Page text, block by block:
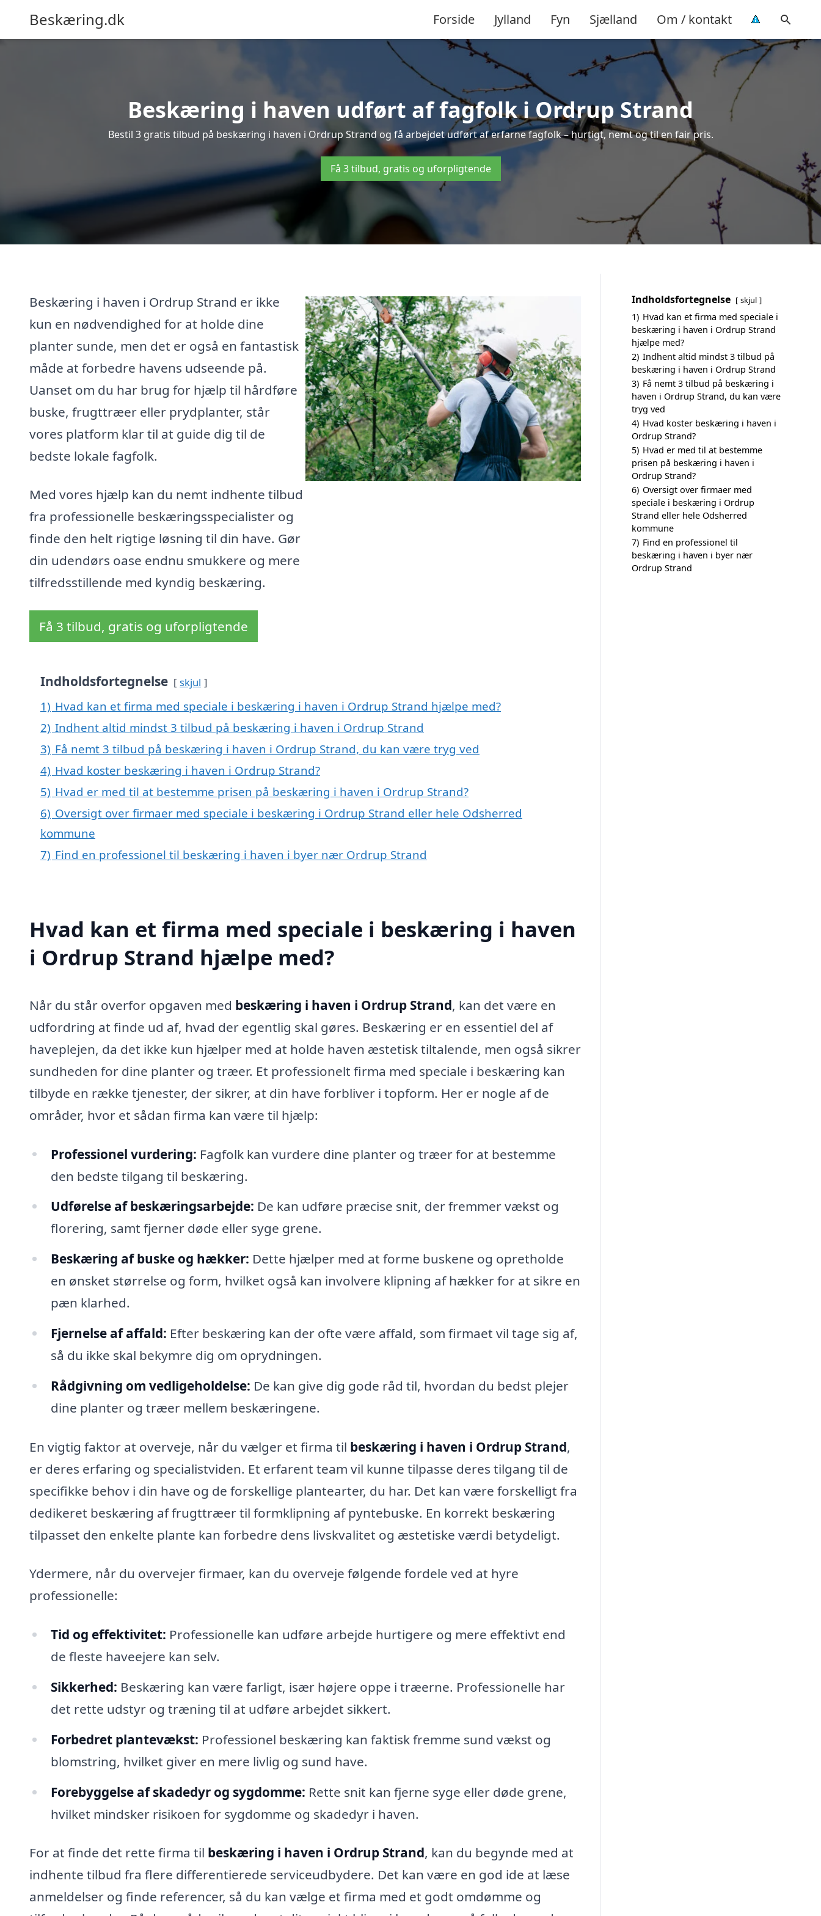
Beskæring.dk Forside Jylland Fyn Sjælland Om / kontakt
Beskæring i haven udført af fagfolk i Ordrup Strand
Bestil 3 gratis tilbud på beskæring i haven i Ordrup Strand og få arbejdet udført af erfarne fagfolk – hurtigt, nemt og til en fair pris.
Få 3 tilbud, gratis og uforpligtende
Beskæring i haven i Ordrup Strand er ikke
kun en nødvendighed for at holde dine
planter sunde, men det er også en fantastisk
måde at forbedre havens udseende på.
Uanset om du har brug for hjælp til hårdføre
buske, frugttræer eller prydplanter, står
vores platform klar til at guide dig til de
bedste lokale fagfolk.
Med vores hjælp kan du nemt indhente tilbud
fra professionelle beskæringsspecialister og
finde den helt rigtige løsning til din have. Gør
din udendørs oase endnu smukkere og mere
tilfredsstillende med kyndig beskæring.
Få 3 tilbud, gratis og uforpligtende
Indholdsfortegnelse skjul
1) Hvad kan et firma med speciale i beskæring i haven i Ordrup Strand hjælpe med?
2) Indhent altid mindst 3 tilbud på beskæring i haven i Ordrup Strand
3) Få nemt 3 tilbud på beskæring i haven i Ordrup Strand, du kan være tryg ved
4) Hvad koster beskæring i haven i Ordrup Strand?
5) Hvad er med til at bestemme prisen på beskæring i haven i Ordrup Strand?
6) Oversigt over firmaer med speciale i beskæring i Ordrup Strand eller hele Odsherred
kommune
7) Find en professionel til beskæring i haven i byer nær Ordrup Strand
Hvad kan et firma med speciale i beskæring i haven
i Ordrup Strand hjælpe med?
Når du står overfor opgaven med beskæring i haven i Ordrup Strand, kan det være en
udfordring at finde ud af, hvad der egentlig skal gøres. Beskæring er en essentiel del af
haveplejen, da det ikke kun hjælper med at holde haven æstetisk tiltalende, men også sikrer
sundheden for dine planter og træer. Et professionelt firma med speciale i beskæring kan
tilbyde en række tjenester, der sikrer, at din have forbliver i topform. Her er nogle af de
områder, hvor et sådan firma kan være til hjælp:
Professionel vurdering: Fagfolk kan vurdere dine planter og træer for at bestemme
den bedste tilgang til beskæring.
Udførelse af beskæringsarbejde: De kan udføre præcise snit, der fremmer vækst og
florering, samt fjerner døde eller syge grene.
Beskæring af buske og hækker: Dette hjælper med at forme buskene og opretholde
en ønsket størrelse og form, hvilket også kan involvere klipning af hækker for at sikre en
pæn klarhed.
Fjernelse af affald: Efter beskæring kan der ofte være affald, som firmaet vil tage sig af,
så du ikke skal bekymre dig om oprydningen.
Rådgivning om vedligeholdelse: De kan give dig gode råd til, hvordan du bedst plejer
dine planter og træer mellem beskæringene.
En vigtig faktor at overveje, når du vælger et firma til beskæring i haven i Ordrup Strand,
er deres erfaring og specialistviden. Et erfarent team vil kunne tilpasse deres tilgang til de
specifikke behov i din have og de forskellige plantearter, du har. Det kan være forskelligt fra
dedikeret beskæring af frugttræer til formklipning af pyntebuske. En korrekt beskæring
tilpasset den enkelte plante kan forbedre dens livskvalitet og æstetiske værdi betydeligt.
Ydermere, når du overvejer firmaer, kan du overveje følgende fordele ved at hyre
professionelle:
Tid og effektivitet: Professionelle kan udføre arbejde hurtigere og mere effektivt end
de fleste haveejere kan selv.
Sikkerhed: Beskæring kan være farligt, især højere oppe i træerne. Professionelle har
det rette udstyr og træning til at udføre arbejdet sikkert.
Forbedret plantevækst: Professionel beskæring kan faktisk fremme sund vækst og
blomstring, hvilket giver en mere livlig og sund have.
Forebyggelse af skadedyr og sygdomme: Rette snit kan fjerne syge eller døde grene,
hvilket mindsker risikoen for sygdomme og skadedyr i haven.
For at finde det rette firma til beskæring i haven i Ordrup Strand, kan du begynde med at
indhente tilbud fra flere differentierede serviceudbydere. Det kan være en god ide at læse
anmeldelser og finde referencer, så du kan vælge et firma med et godt omdømme og
Indholdsfortegnelse skjul
1) Hvad kan et firma med speciale i
beskæring i haven i Ordrup Strand
hjælpe med?
2) Indhent altid mindst 3 tilbud på
beskæring i haven i Ordrup Strand
3) Få nemt 3 tilbud på beskæring i
haven i Ordrup Strand, du kan være
tryg ved
4) Hvad koster beskæring i haven i
Ordrup Strand?
5) Hvad er med til at bestemme
prisen på beskæring i haven i
Ordrup Strand?
6) Oversigt over firmaer med
speciale i beskæring i Ordrup
Strand eller hele Odsherred
kommune
7) Find en professionel til
beskæring i haven i byer nær
Ordrup Strand